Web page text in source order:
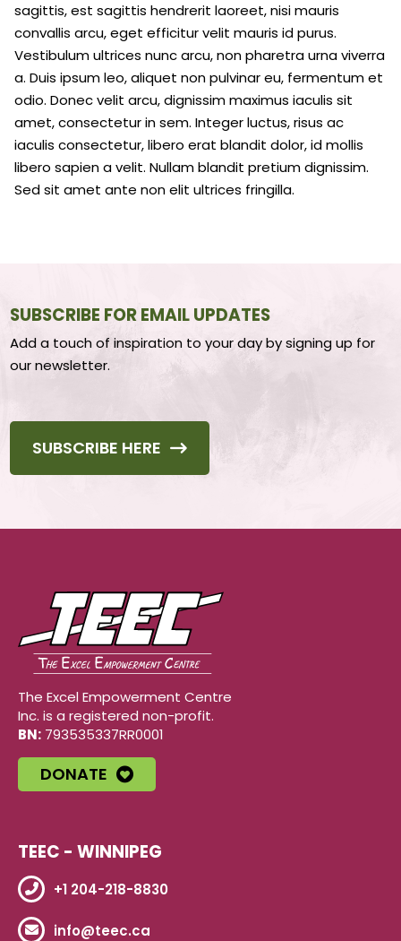
sagittis, est sagittis hendrerit laoreet, nisi mauris
convallis arcu, eget efficitur velit mauris id purus.
Vestibulum ultrices nunc arcu, non pharetra urna viverra
a. Duis ipsum leo, aliquet non pulvinar eu, fermentum et
odio. Donec velit arcu, dignissim maximus iaculis sit
amet, consectetur in sem. Integer luctus, risus ac
iaculis consectetur, libero erat blandit dolor, id mollis
libero sapien a velit. Nullam blandit pretium dignissim.
Sed sit amet ante non elit ultrices fringilla.
SUBSCRIBE FOR EMAIL UPDATES
Add a touch of inspiration to your day by signing up for
our newsletter.
SUBSCRIBE HERE
The Excel Empowerment Centre
Inc. is a registered non-profit.
BN: 793535337RR0001
DONATE
TEEC - WINNIPEG
+1 204-218-8830
info@teec.ca